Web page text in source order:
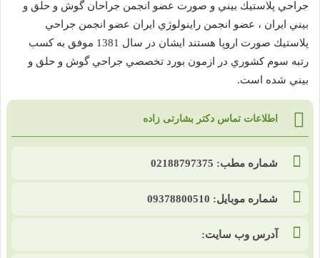
جراحي پلاستيك بيني و صورت عضو انجمن جراحان گوش و حلق و
بيني ايران ، عضو انجمن راينولوژي ايران عضو انجمن جراحي
پلاستيك صورت اروپا هستند ايشان در سال 1381 موفق به كسب
رتبه سوم كشوري در ازمون بورد تخصصي جراحي گوش و حلق و
بيني شده است.
اطلاعات تماس دکتر بشارتی زاده
شماره مطب: 02188797375
شماره موبایل: 09378800510
آدرس وب سایت: